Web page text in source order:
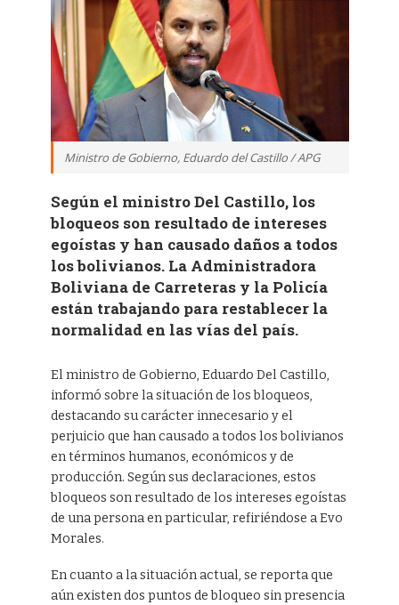
Ministro de Gobierno, Eduardo del Castillo / APG
Según el ministro Del Castillo, los
bloqueos son resultado de intereses
egoístas y han causado daños a todos
los bolivianos. La Administradora
Boliviana de Carreteras y la Policía
están trabajando para restablecer la
normalidad en las vías del país.
El ministro de Gobierno, Eduardo Del Castillo,
informó sobre la situación de los bloqueos,
destacando su carácter innecesario y el
perjuicio que han causado a todos los bolivianos
en términos humanos, económicos y de
producción. Según sus declaraciones, estos
bloqueos son resultado de los intereses egoístas
de una persona en particular, refiriéndose a Evo
Morales.
En cuanto a la situación actual, se reporta que
aún existen dos puntos de bloqueo sin presencia